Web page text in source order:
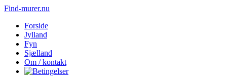
Find-murer.nu
Forside
Jylland
Fyn
Sjælland
Om / kontakt